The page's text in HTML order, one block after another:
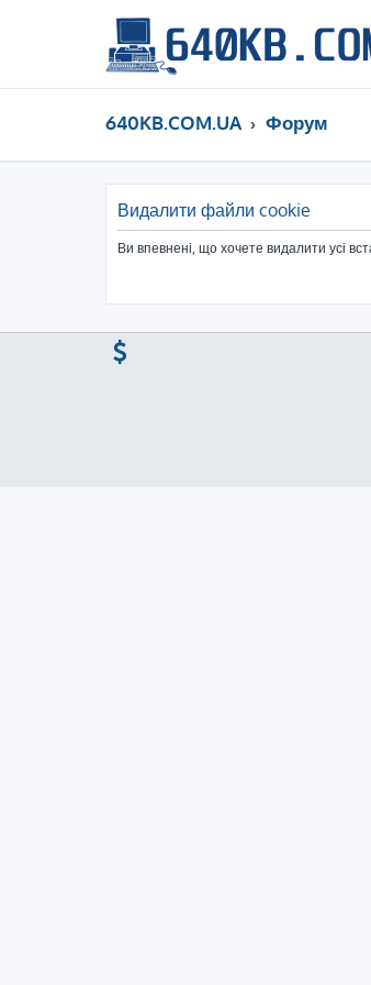
640KB.COM.UA Форум
Видалити файли cookie
Ви впевнені, що хочете видалити усі